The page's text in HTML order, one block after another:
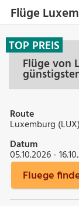
Flüge
Flüge von
TOP PREIS
Route
Luxemburg
Datum
05.10.2026 -
Fluege